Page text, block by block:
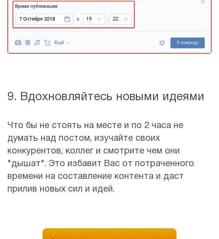
9. Вдохновляйтесь новыми идеями
Что бы не стоять на месте и по 2 часа не
думать над постом, изучайте своих
конкурентов, коллег и смотрите чем они
"дышат". Это избавит Вас от потраченного
времени на составление контента и даст
прилив новых сил и идей.